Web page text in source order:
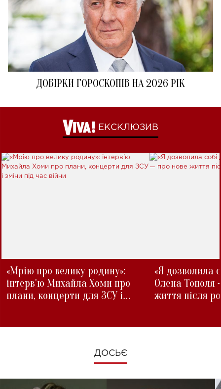
ДОБІРКИ ГОРОСКОПІВ НА 2026 РІК
ЕКСКЛЮЗИВ
«Мрію про велику родину»:
інтерв'ю Михайла Хоми про
плани, концерти для ЗСУ і
«Я дозволила
Олена Тополя
життя після
ДОСЬЄ